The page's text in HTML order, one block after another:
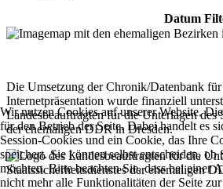
Datum
Die Umsetzung der Chronik/Datenbank für
Internetpräsentation wurde finanziell
Landesbeauftragten für die Unterlagen des
der ehemaligen DDR in Dresden.
Wir nutzen Cookies auf unserer Website.
für den Betrieb der Seite. Dabei handelt es
Session-Cookies und ein Cookie, das Ihre
speichert. Sie können selbst entscheiden, ob
möchten. Bitte beachten Sie, dass bei einer
nicht mehr alle Funktionalitäten der Seite